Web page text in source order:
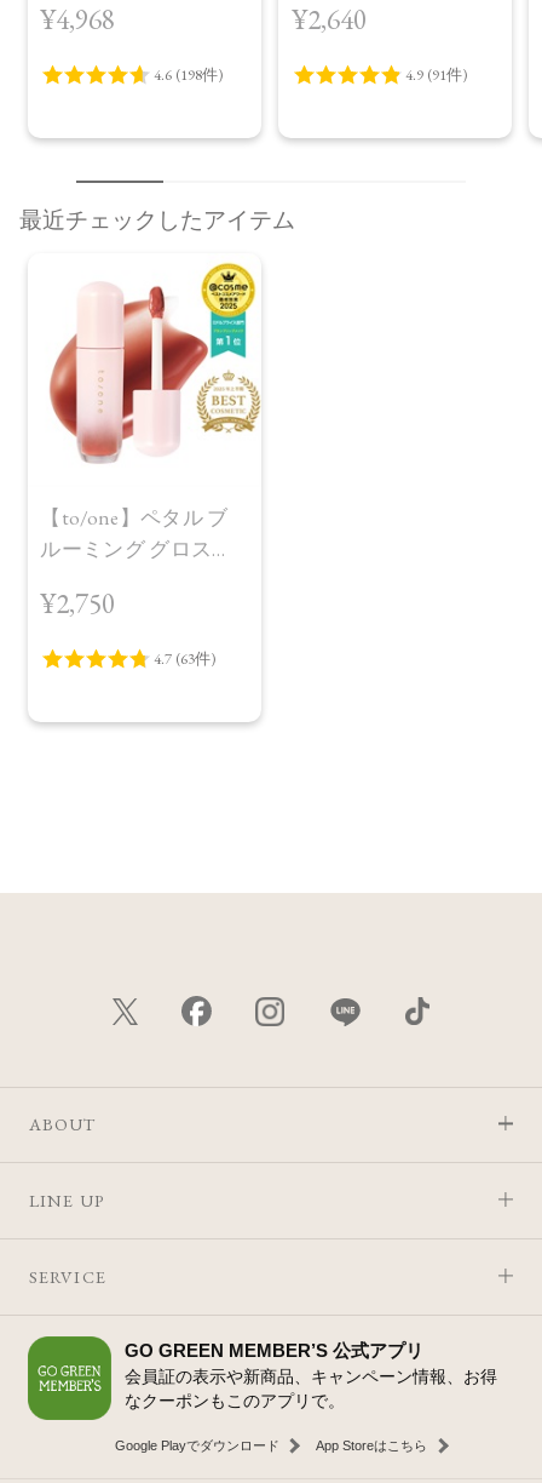
¥4,968 ¥2,640
最近チェックしたアイテム
【to/one】ペタル ブ
ルーミング グロス
¥2,750
ABOUT
LINE UP
SERVICE
GO GREEN MEMBER’S 公式アプリ
会員証の表示や新商品、キャンペーン情報、お得
なクーポンもこのアプリで。
Google Playでダウンロード App Storeはこちら